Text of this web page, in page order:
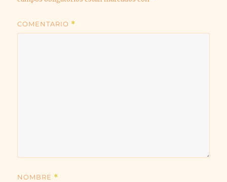
COMENTARIO *
NOMBRE *